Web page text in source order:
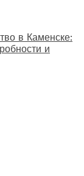
в Каменске:
и